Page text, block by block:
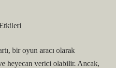
bir oyun aracı olarak
heyecan verici olabilir. Ancak,